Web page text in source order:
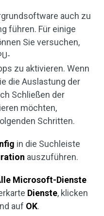
auch zu
führen. Für einige
Sie versuchen,
zu aktivieren. Wenn
die Auslastung der
Schließen der
möchten,
Schritten.
in die Suchleiste
auszuführen.
Microsoft-Dienste
Dienste, klicken
auf OK.